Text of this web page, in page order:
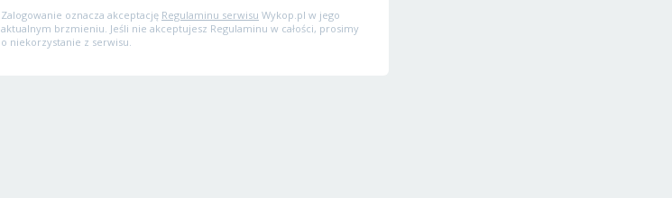
Zalogowanie oznacza akceptację Regulaminu serwisu Wykop.pl w jego
aktualnym brzmieniu. Jeśli nie akceptujesz Regulaminu w całości, prosimy
o niekorzystanie z serwisu.